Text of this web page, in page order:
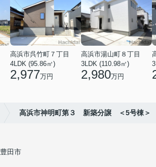
高浜市呉竹町７丁目
4LDK (95.86㎡)
2,977万円
高浜市湯山町８丁目
3LDK (110.98㎡)
2,980万円
高浜市神明町第３ 新築分譲 ＜5号棟＞
豊田市